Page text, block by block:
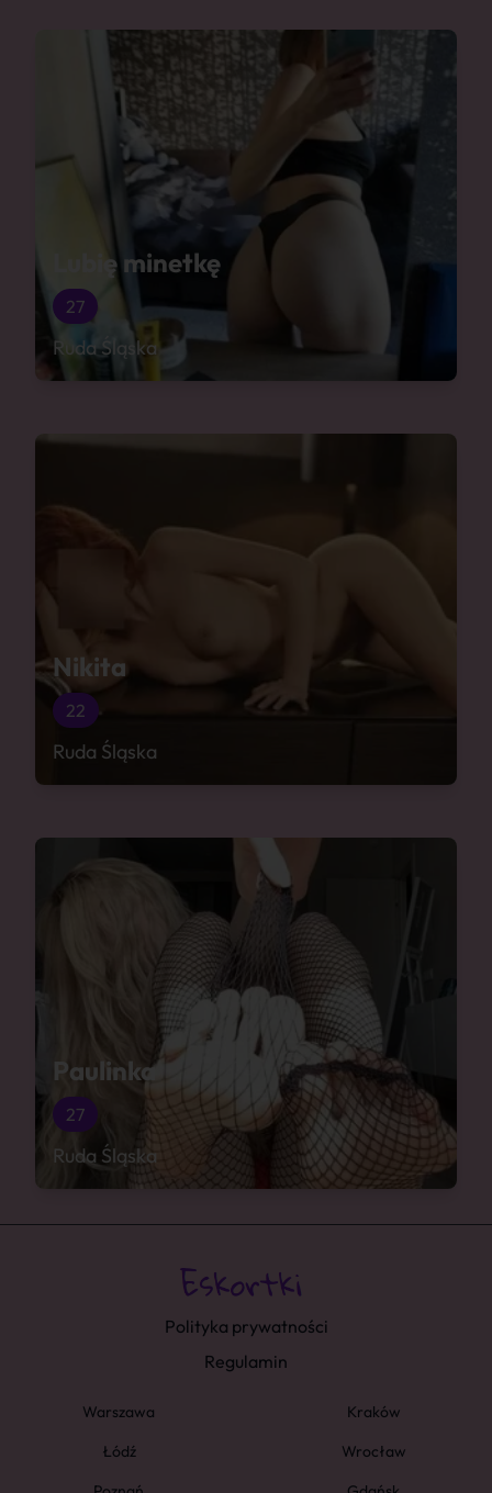
Lubię minetkę
27
Ruda Śląska
Nikita
22
Ruda Śląska
Paulinka
27
Ruda Śląska
Polityka prywatności
Regulamin
Warszawa
Kraków
Łódź
Wrocław